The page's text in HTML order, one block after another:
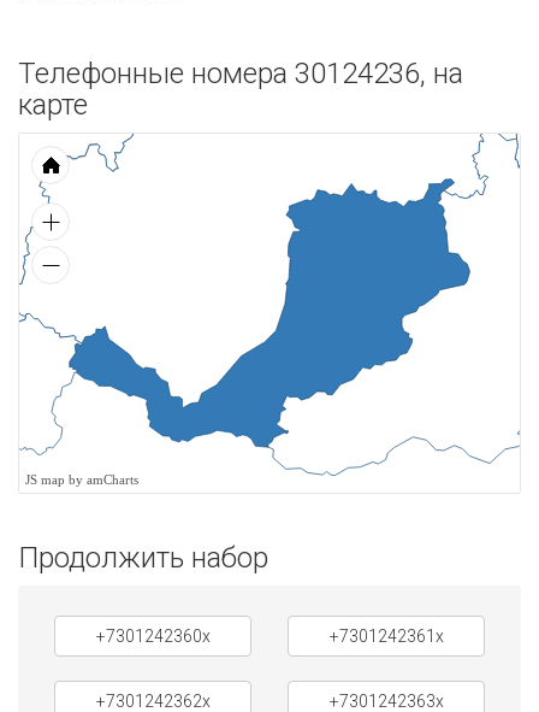
Телефонные номера 30124236, на
карте
JS map by amCharts
Продолжить набор
+7301242360x +7301242361x
+7301242362x +7301242363x